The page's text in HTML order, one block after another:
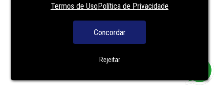
Termos de UsoPolítica de Privacidade
Concordar
Rejeitar